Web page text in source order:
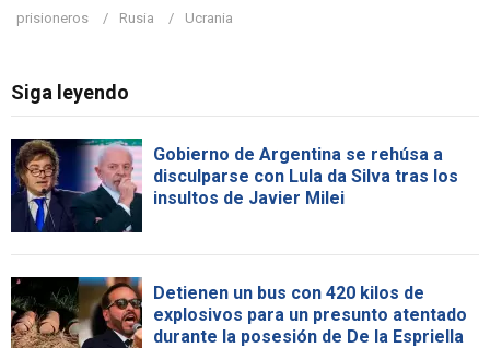
prisioneros
Rusia Ucrania
Siga leyendo
Gobierno de Argentina se rehúsa a
disculparse con Lula da Silva tras los
insultos de Javier Milei
Detienen un bus con 420 kilos de
explosivos para un presunto atentado
durante la posesión de De la Espriella